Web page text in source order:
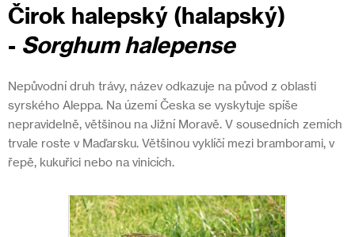
Čirok halepský (halapský)
- Sorghum halepense
Nepůvodní druh trávy, název odkazuje na původ z oblasti
syrského Aleppa. Na území Česka se vyskytuje spíše
nepravidelně, většinou na Jižní Moravě. V sousedních zemích
trvale roste v Maďarsku. Většinou vyklíčí mezi bramborami, v
řepě, kukuřici nebo na vinicích.